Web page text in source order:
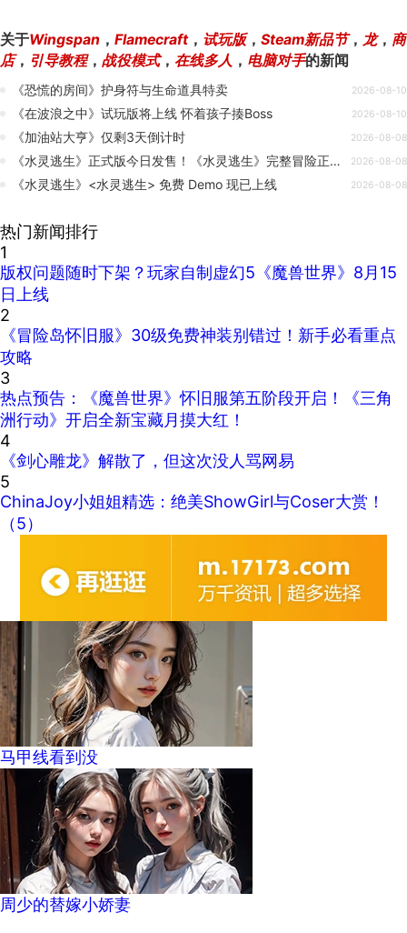
关于Wingspan ， Flamecraft， 试玩版， Steam新品节， 龙， 商
店， 引导教程， 战役模式， 在线多人 ， 电脑对手的新闻
《恐慌的房间》护身符与生命道具特卖 2026-08-10
《在波浪之中》试玩版将上线 怀着孩子揍Boss 2026-08-10
《加油站大亨》仅剩3天倒计时 2026-08-08
《水灵逃生》正式版今日发售！《水灵逃生》完整冒险正式开启 2026-08-08
《水灵逃生》<水灵逃生> 免费 Demo 现已上线 2026-08-08
热门新闻排行
1
版权问题随时下架？玩家自制虚幻5《魔兽世界》8月15
日上线
2
《冒险岛怀旧服》30级免费神装别错过！新手必看重点
攻略
3
热点预告：《魔兽世界》怀旧服第五阶段开启！《三角
洲行动》开启全新宝藏月摸大红！
4
《剑心雕龙》解散了，但这次没人骂网易
5
ChinaJoy小姐姐精选：绝美ShowGirl与Coser大赏！
（5）
马甲线看到没
周少的替嫁小娇妻